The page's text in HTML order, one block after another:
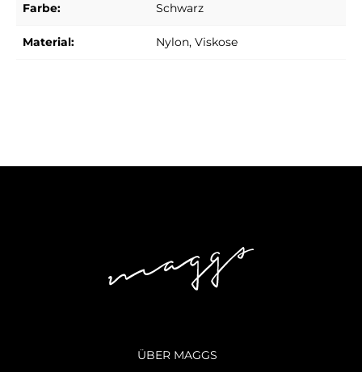
Farbe: Schwarz
Material: Nylon, Viskose
ÜBER MAGGS